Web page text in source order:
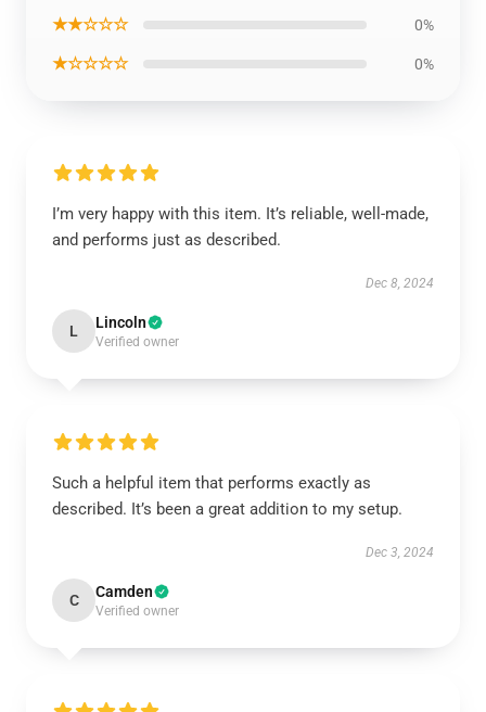
★★☆☆☆ 0%
★☆☆☆☆ 0%
I’m very happy with this item. It’s reliable, well-made,
and performs just as described.
Dec 8, 2024
L Lincoln
Verified owner
Such a helpful item that performs exactly as
described. It’s been a great addition to my setup.
Dec 3, 2024
C Camden
Verified owner